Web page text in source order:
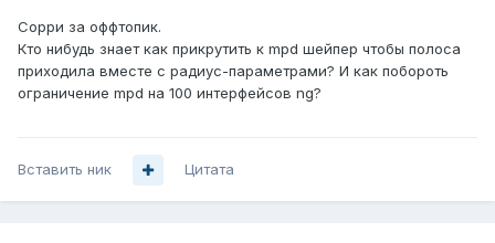
Сорри за оффтопик.
Кто нибудь знает как прикрутить к mpd шейпер чтобы полоса
приходила вместе с радиус-параметрами? И как побороть
ограничение mpd на 100 интерфейсов ng?
Вставить ник Цитата